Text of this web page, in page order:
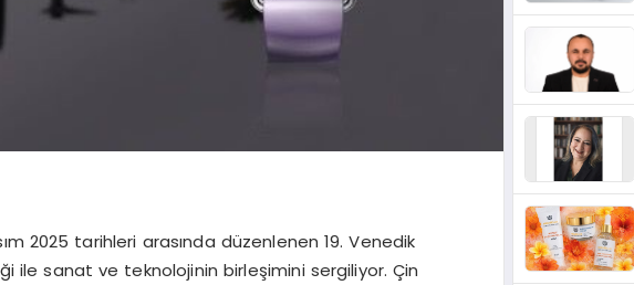
2025 tarihleri arasında düzenlenen 19. Venedik
ile sanat ve teknolojinin birleşimini sergiliyor. Çin